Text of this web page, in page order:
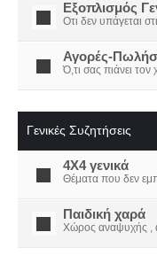
Εξοπλισμός
Οτι δεν υπάγεται
Αγορές-
Ό,τι σας πιάνει
Γενικές Συζητήσεις
4X4 γενικά
Θέματα που δεν
Παιδική χαρά
Χώρος αναψυχής ,